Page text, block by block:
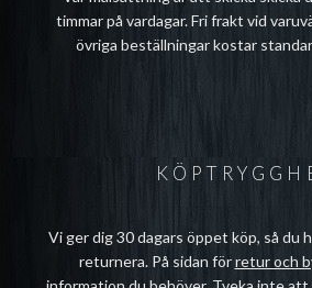
timmar på vardagar. Fri frakt vid
övriga beställningar kostar
Vi ger dig 30 dagars öppet köp, så du
returnera. På sidan förretur och